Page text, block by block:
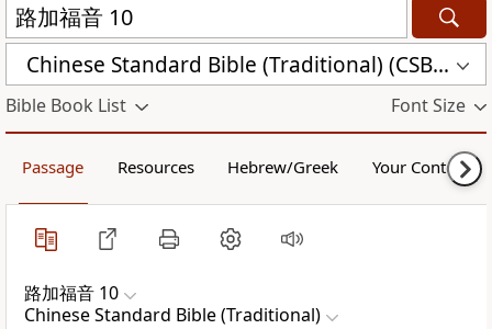
Chinese Standard Bible (Traditional) (CSBT)
Bible Book List Font Size
Passage Resources Hebrew/Greek Your Content
路加福音 10
Chinese Standard Bible (Traditional)